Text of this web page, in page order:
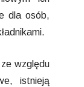
dla osób,
względu
istnieją